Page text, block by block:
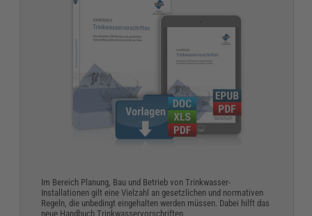
Im Bereich Planung, Bau und Betrieb von Trinkwasser-
Installationen gilt eine Vielzahl an gesetzlichen und normativen
Regeln, die unbedingt eingehalten werden müssen. Dabei hilft das
neue Handbuch Trinkwasservorschriften.